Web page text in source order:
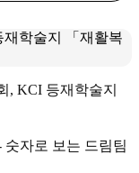
, KCI 등재학술지
자로 보는 드림팀